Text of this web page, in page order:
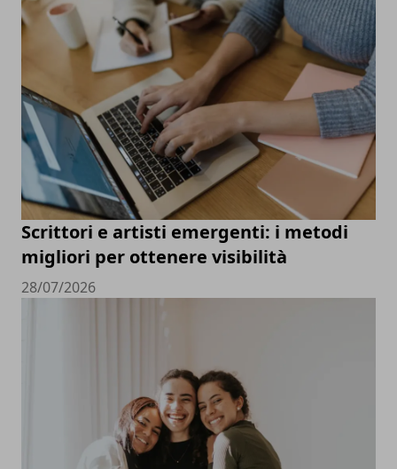
Scrittori e artisti emergenti: i metodi
migliori per ottenere visibilità
28/07/2026